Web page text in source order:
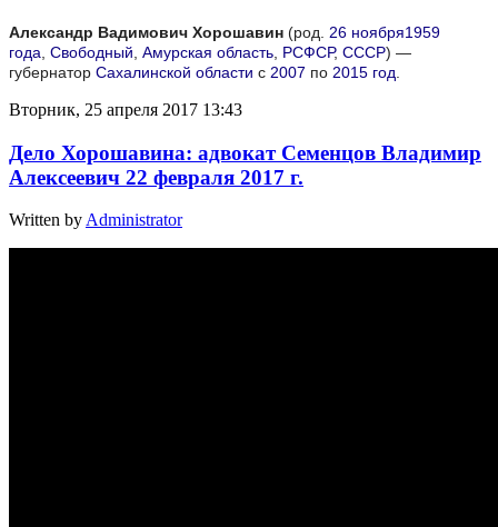
Александр Вадимович Хорошавин (род. 26 ноября1959
года Свободный Амурская область РСФСР, СССР) —
губернатор Сахалинской области с 2007 по 2015 год
Вторник, 25 апреля 2017 13:43
Дело Хорошавина: адвокат Семенцов Владимир
Алексеевич 22 февраля 2017 г.
Written by Administrator